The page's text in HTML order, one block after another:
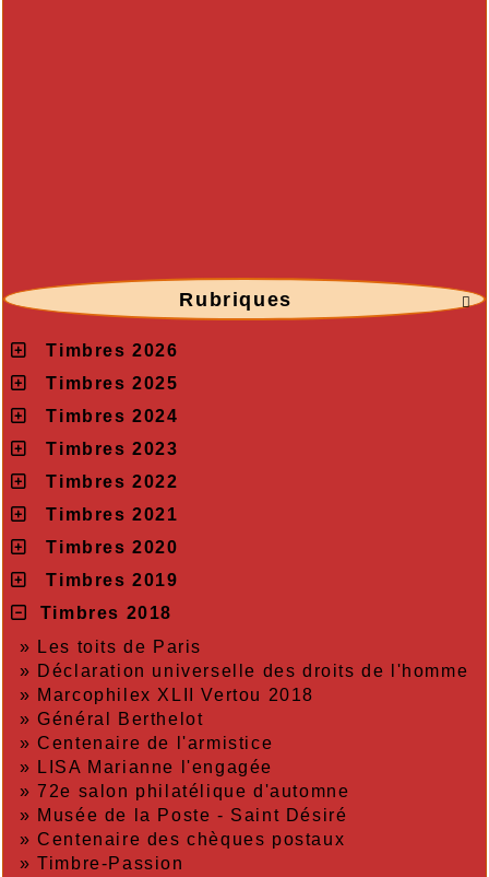

Rubriques
Timbres 2026
Timbres 2025
Timbres 2024
Timbres 2023
Timbres 2022
Timbres 2021
Timbres 2020
Timbres 2019
Timbres 2018
» Les toits de Paris
» Déclaration universelle des droits de l'homme
» Marcophilex XLII Vertou 2018
»Général Berthelot
»Centenaire de l'armistice
» LISA Marianne l'engagée
»72e salon philatélique d'automne
» Musée de la Poste - Saint Désiré
»Centenaire des chèques postaux
»Timbre-Passion